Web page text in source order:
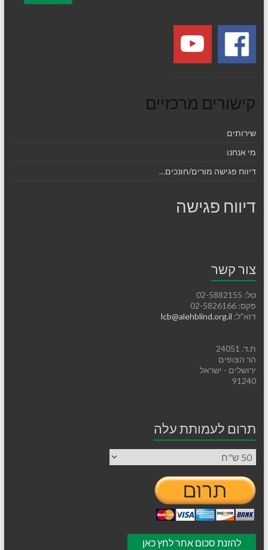
קישורים מרכזיים
שירותים
מי אנחנו
דיווח פגישה מורים/חונכים…
דיווח פגישה
צור קשר
טל: 02-5882155
פקס: 02-5826166
דוא"ל:
ת.ד. 24051
הר הצופים
ירושלים - ישראל
91240
תרום לעמותת עלה